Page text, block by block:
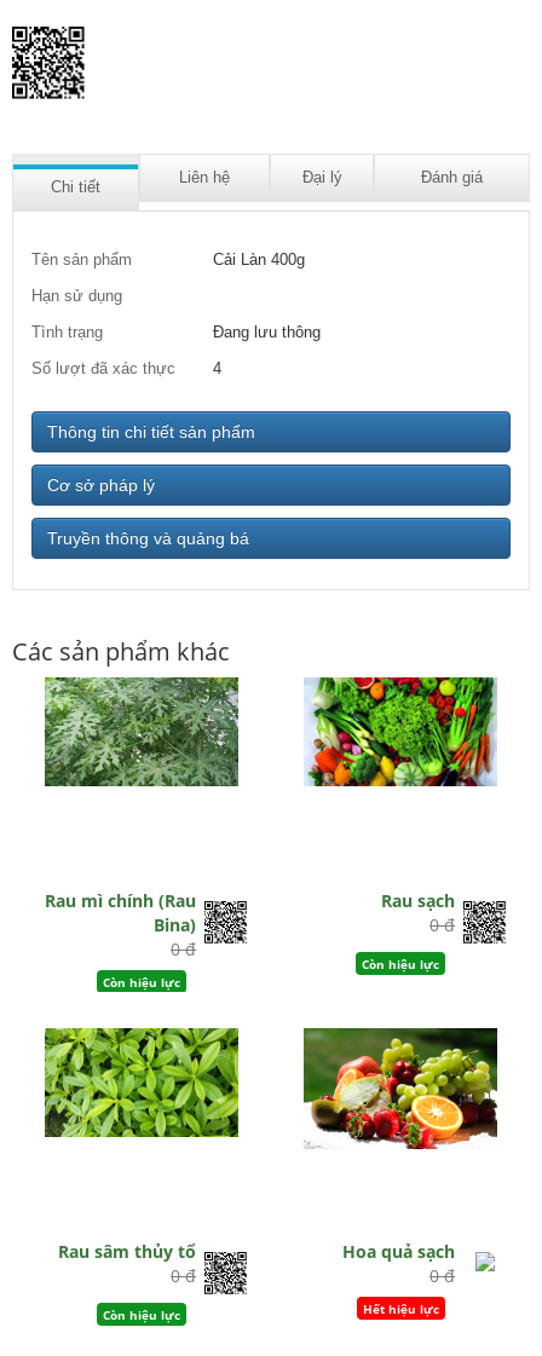
Chi tiết
Liên hệ Đại lý Đánh giá
Tên sản phẩm
Cải Làn 400g
Hạn sử dụng
Tình trạng
Đang lưu thông
Số lượt đã xác thực
4
Thông tin chi tiết sản phẩm
Cơ sở pháp lý
Truyền thông và quảng bá
Các sản phẩm khác
Rau mì chính (Rau
Bina)
0 đ
Còn hiệu lực
Rau sạch
0 đ
Còn hiệu lực
Rau sâm thủy tổ
0 đ
Còn hiệu lực
Hoa quả sạch
0 đ
Hết hiệu lực